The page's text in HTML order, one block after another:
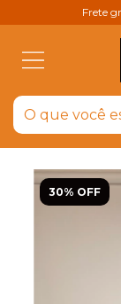
Frete
30% OFF